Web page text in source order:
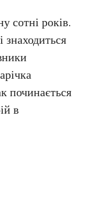
сотні років.
знаходиться
починається
в